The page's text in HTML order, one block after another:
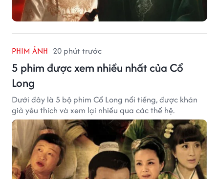
PHIM ẢNH 20 phút trước
5 phim được xem nhiều nhất của Cổ
Long
Dưới đây là 5 bộ phim Cổ Long nổi tiếng, được khán
giả yêu thích và xem lại nhiều qua các thế hệ.